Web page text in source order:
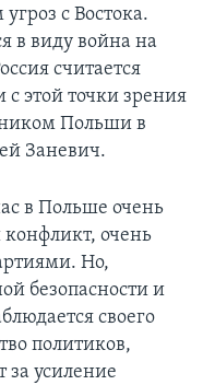
с Востока.
в виду война на
считается
с этой точки зрения
Польши в
Заневич.
в Польше очень
очень
Но,
безопасности и
своего
политиков,
усиление